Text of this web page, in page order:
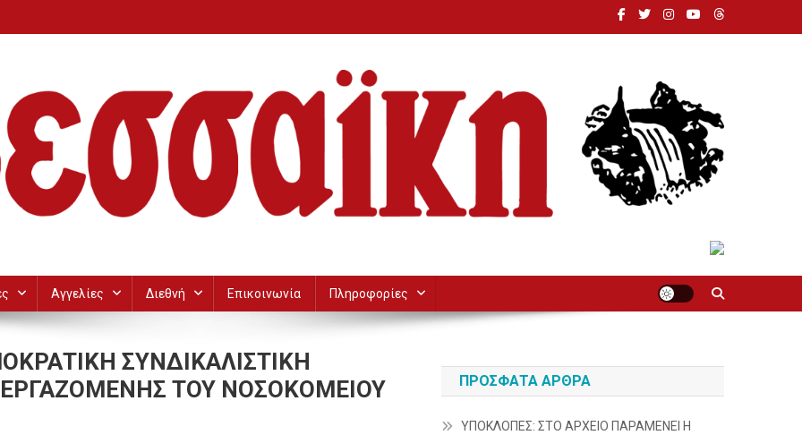
Αγγελίες Διεθνή Επικοινωνία Πληροφορίες
ΣΥΝΔΙΚΑΛΙΣΤΙΚΗ
ΤΟΥ ΝΟΣΟΚΟΜΕΙΟΥ
ΠΡΌΣΦΑΤΑ ΆΡΘΡΑ
ΥΠΟΚΛΟΠΕΣ: ΣΤΟ ΑΡΧΕΙΟ ΠΑΡΑΜΕΝΕΙ Η